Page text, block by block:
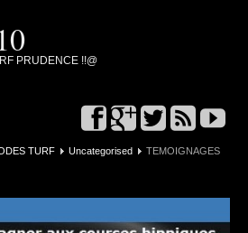
PRUDENCE !!@
TURF Uncategorised
TEMOIGNAGES